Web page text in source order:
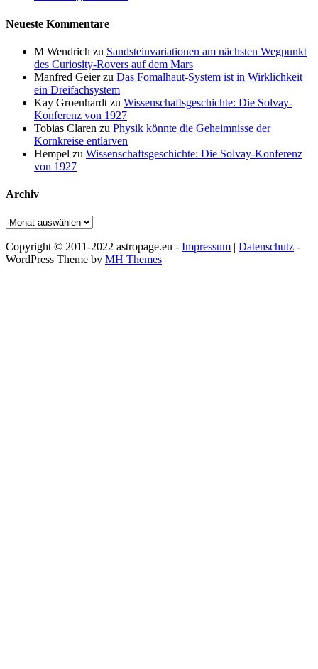
Neueste Kommentare
M Wendrich zu Sandsteinvariationen am nächsten Wegpunkt
des Curiosity-Rovers auf dem Mars
Manfred Geierzu Das Fomalhaut-System ist in Wirklichkeit
ein Dreifachsystem
Kay Groenhardt zu Wissenschaftsgeschichte: Die Solvay-
Konferenz von 1927
Tobias Claren zu Physik könnte die Geheimnisse der
Kornkreise entlarven
Hempel zu Wissenschaftsgeschichte: Die Solvay-Konferenz
von 1927
Archiv
Archiv
Copyright © 2011-2022 astropage.eu - Impressum | Datenschutz -
WordPress Theme by MH Themes